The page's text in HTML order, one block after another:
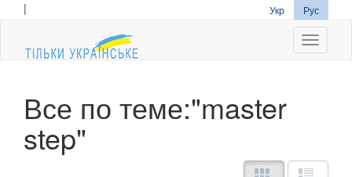
| Укр Рус
Все по теме:"master
step"